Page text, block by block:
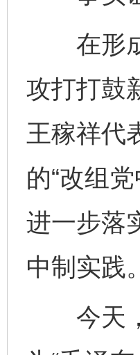
在形成
攻打打鼓
王稼祥代
的“改组
进一步落
中制实践。
今天，